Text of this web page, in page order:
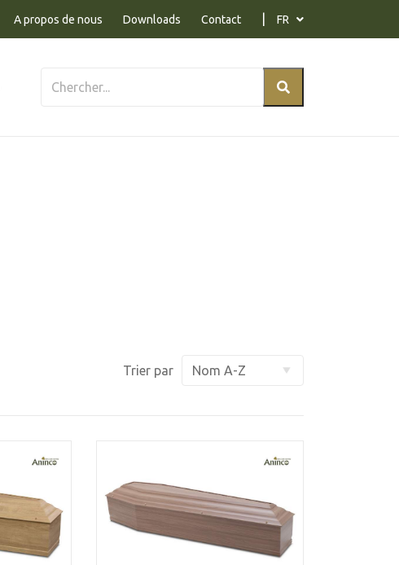
A propos de nous Downloads Contact FR
Trier par